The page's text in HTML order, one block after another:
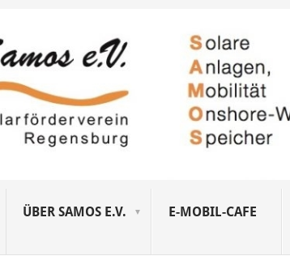
ÜBER SAMOS E.V. E-MOBIL-CAFE